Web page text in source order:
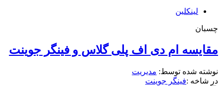
لینکلین
چسبان
مقایسه ام دی اف پلی گلاس و فینگر جوینت
نوشته شده توسط: مدیریت
در شاخه :فینگر جوینت